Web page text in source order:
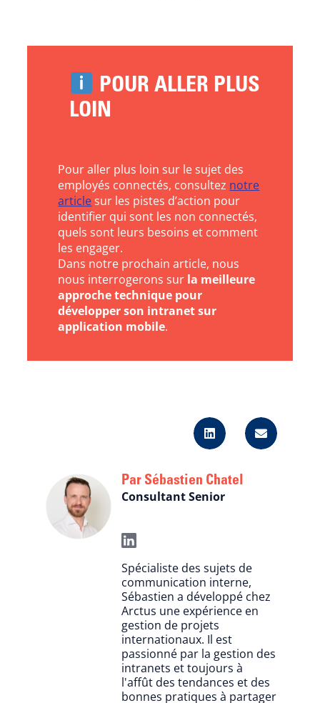
POUR ALLER PLUS
LOIN
Pour aller plus loin sur le sujet des
employés connectés, consultez notre
article sur les pistes d’action pour
identifier qui sont les non connectés,
quels sont leurs besoins et comment
les engager.
Dans notre prochain article, nous
nous interrogerons sur la meilleure
approche technique pour
développer son intranet sur
application mobile.
Sébastien Chatel
Consultant Senior
Spécialiste des sujets de
communication interne,
Sébastien a développé chez
Arctus une expérience en
gestion de projets
internationaux. Il est
passionné par la gestion des
intranets et toujours à
l'affût des tendances et des
bonnes pratiques à partager